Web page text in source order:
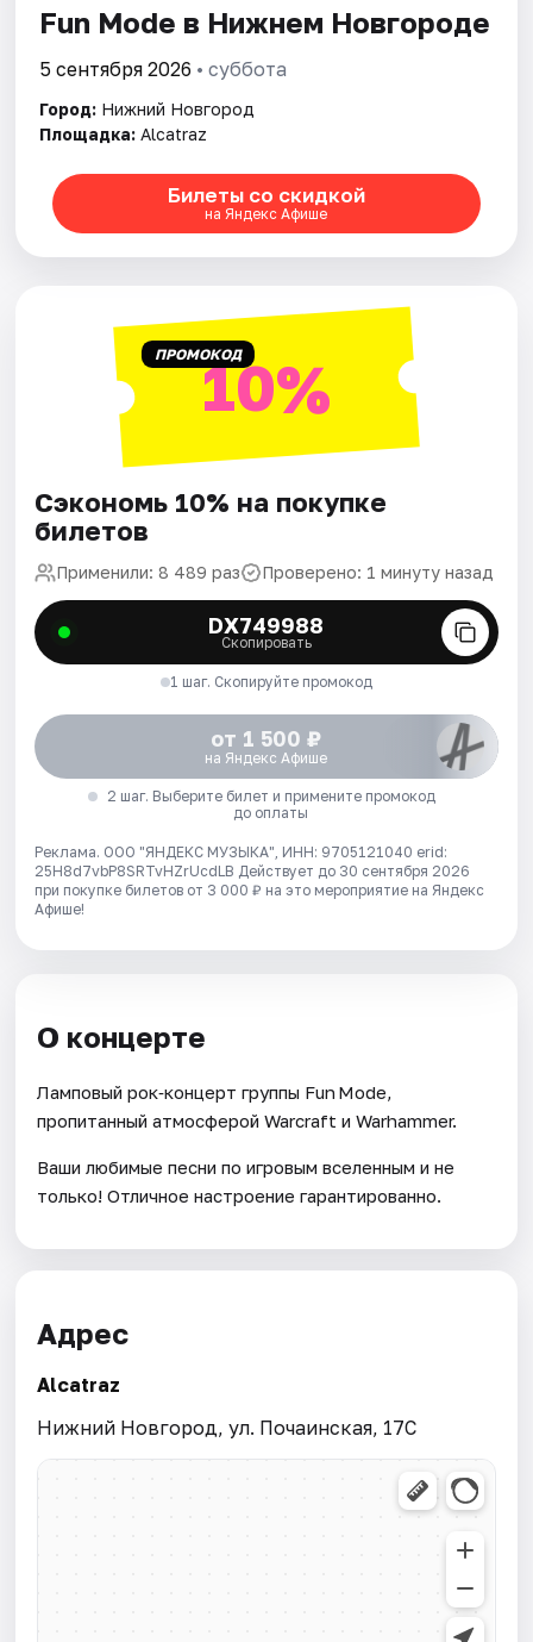
Fun Mode в Нижнем Новгороде
5 сентября 2026 • суббота
Город: Нижний Новгород
Площадка: Alcatraz
Билеты со скидкой
на Яндекс Афише
ПРОМОКОД10%
Сэкономь 10% на покупке
билетов
Применили: 8 489 раз Проверено: 1 минуту назад
DX749988
Скопировать
1 шаг. Скопируйте промокод
от 1 500 ₽
на Яндекс Афише
2 шаг. Выберите билет и примените промокод
до оплаты
Реклама. ООО "ЯНДЕКС МУЗЫКА", ИНН: 9705121040 erid:
25H8d7vbP8SRTvHZrUcdLB Действует до 30 сентября 2026
при покупке билетов от 3 000 ₽ на это мероприятие на Яндекс
Афише!
О концерте
Ламповый рок‑концерт группы Fun Mode,
пропитанный атмосферой Warcraft и Warhammer.
Ваши любимые песни по игровым вселенным и не
только! Отличное настроение гарантированно.
Адрес
Alcatraz
Нижний Новгород, ул. Почаинская, 17С